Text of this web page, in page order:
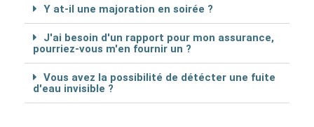
Y at-il une majoration en soirée ?
J'ai besoin d'un rapport pour mon assurance,
pourriez-vous m'en fournir un ?
Vous avez la possibilité de détécter une fuite
d'eau invisible ?